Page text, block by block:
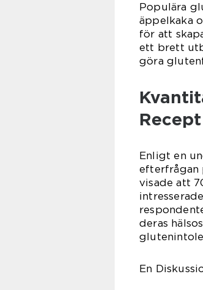
Populära
äppelkaka
för att
ett brett
göra
Recept
Enligt en
efterfrågan
visade att
deras
En